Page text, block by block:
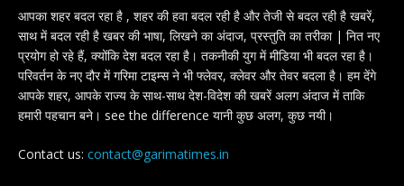
आपका शहर बदल रहा है , शहर की हवा बदल रही है और तेजी से बदल रही है खबरें,
साथ में बदल रही है खबर की भाषा, लिखने का अंदाज, प्रस्तुति का तरीका | नित नए
प्रयोग हो रहे हैं, क्योंकि देश बदल रहा है। तकनीकी युग में मीडिया भी बदल रहा है।
परिवर्तन के नए दौर में गरिमा टाइम्स ने भी फ्लेवर, क्लेवर और तेवर बदला है। हम देंगे
आपके शहर, आपके राज्य के साथ-साथ देश-विदेश की खबरें अलग अंदाज में ताकि
हमारी पहचान बने। see the difference यानी कुछ अलग, कुछ नयी।
Contact us: contact@garimatimes.in